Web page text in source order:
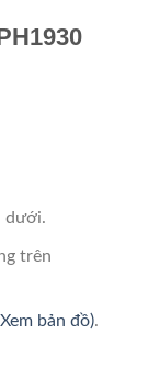
dưới.
trên
bản đồ).